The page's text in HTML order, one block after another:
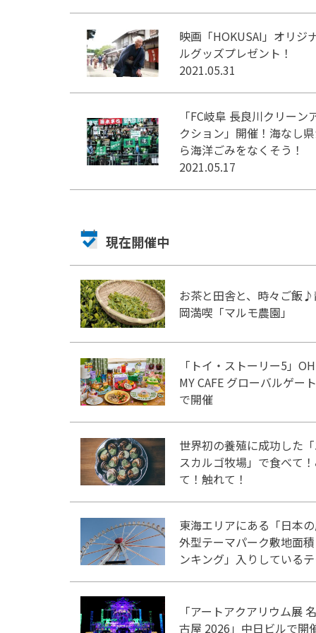
映画「HOKUSAI」オリジ
ルグッズプレゼント！
2021.05.31
「FC岐阜 長良川クリーン
クション」開催！海なし
ら海洋ごみをなくそう！
2021.05.17
現在開催中
お茶と田舎と、時々ご飯
岡満喫「マルモ農園」
「トイ・ストーリー5」OH
MY CAFE グローバルゲート
で開催
世界初の養殖に成功した
スカルゴ牧場」で食べて
て！触れて！
東海エリアにある「日本
外型テーマパーク敷地面
ンキング」入りしている
「アートアクアリウム展 名
古屋 2026」中日ビルで開